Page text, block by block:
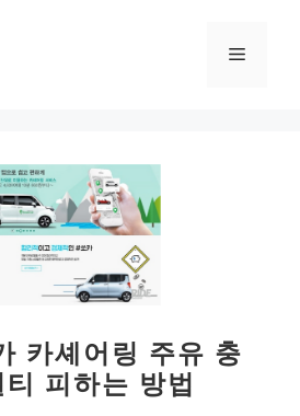
메
카셰어링 주유 충
피하는 방법